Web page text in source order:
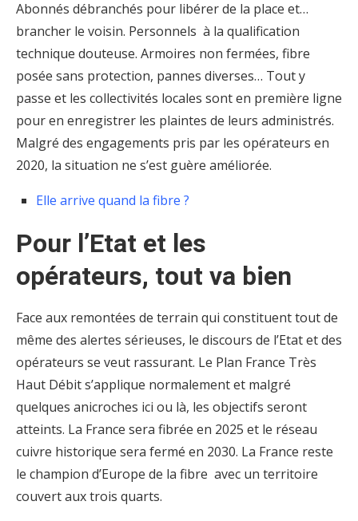
Abonnés débranchés pour libérer de la place et…
brancher le voisin. Personnels à la qualification
technique douteuse. Armoires non fermées, fibre
posée sans protection, pannes diverses… Tout y
passe et les collectivités locales sont en première ligne
pour en enregistrer les plaintes de leurs administrés.
Malgré des engagements pris par les opérateurs en
2020, la situation ne s’est guère améliorée.
Elle arrive quand la fibre ?
Pour l’Etat et les
opérateurs, tout va bien
Face aux remontées de terrain qui constituent tout de
même des alertes sérieuses, le discours de l’Etat et des
opérateurs se veut rassurant. Le Plan France Très
Haut Débit s’applique normalement et malgré
quelques anicroches ici ou là, les objectifs seront
atteints. La France sera fibrée en 2025 et le réseau
cuivre historique sera fermé en 2030. La France reste
le champion d’Europe de la fibre avec un territoire
couvert aux trois quarts.